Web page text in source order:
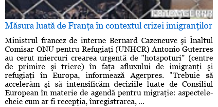
Măsura luată de Franţa în contextul crizei imigranţilor
Ministrul francez de interne Bernard Cazeneuve şi Înaltul
Comisar ONU pentru Refugiaţi (UNHCR) Antonio Guterres
au cerut miercuri crearea urgentă de "hotspoturi" (centre
de primire şi triere) în faţa afluxului de imigranţi şi
refugiaţi în Europa, informează Agerpres. "Trebuie să
accelerăm şi să intensificăm deciziile luate de Consiliul
European în materie de agendă pentru migraţie: aspectele-
cheie cum ar fi recepţia, înregistrarea, ...